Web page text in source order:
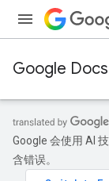
Google Docs
Google 会使用 AI
含错误。